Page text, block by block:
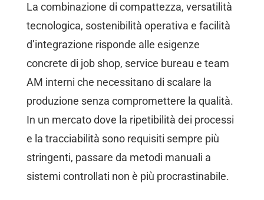
La combinazione di compattezza, versatilità
tecnologica, sostenibilità operativa e facilità
d’integrazione risponde alle esigenze
concrete di job shop, service bureau e team
AM interni che necessitano di scalare la
produzione senza compromettere la qualità.
In un mercato dove la ripetibilità dei processi
e la tracciabilità sono requisiti sempre più
stringenti, passare da metodi manuali a
sistemi controllati non è più procrastinabile.